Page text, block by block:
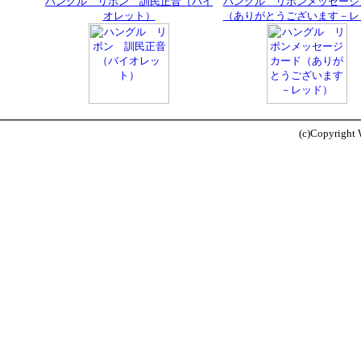
オレット）
（ありがとうございます－
(c)Copyright